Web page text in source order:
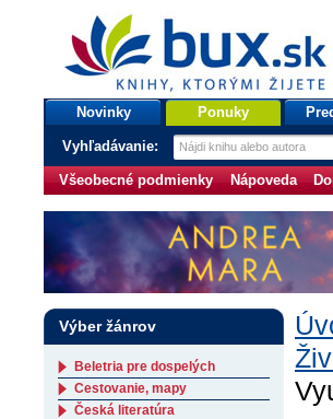
bux.sk
knihy, ktorými žijete
Úvodná stránka
Novinky Ponuky
Vyhľadávanie:
Všeobecné podmienky Nápoveda
Výber žánrov
Beletria pre dospelých
Cestovanie, mapy
Česká literatúra